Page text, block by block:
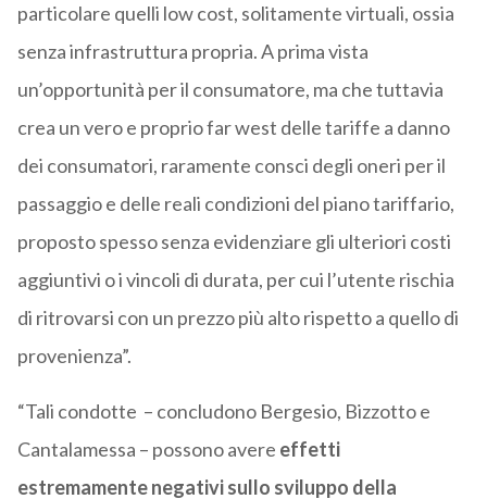
particolare quelli low cost, solitamente virtuali, ossia
senza infrastruttura propria. A prima vista
un’opportunità per il consumatore, ma che tuttavia
crea un vero e proprio far west delle tariffe a danno
dei consumatori, raramente consci degli oneri per il
passaggio e delle reali condizioni del piano tariffario,
proposto spesso senza evidenziare gli ulteriori costi
aggiuntivi o i vincoli di durata, per cui l’utente rischia
di ritrovarsi con un prezzo più alto rispetto a quello di
provenienza”.
“Tali condotte – concludono Bergesio, Bizzotto e
Cantalamessa – possono avere effetti
estremamente negativi sullo sviluppo della